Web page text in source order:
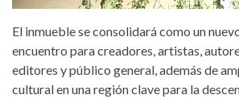
El inmueble se consolidará como un
encuentro para creadores, artistas,
editores y público general, además de
cultural en una región clave para la